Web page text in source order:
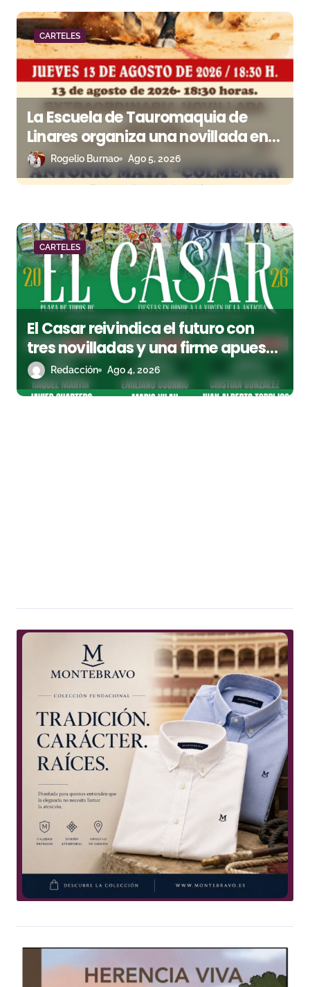
d
a
s
CARTELES
La Escuela de Tauromaquia de
Linares organiza una novillada en
la plaza de toros de Cambil
Rogelio Burnao Ago 5, 2026
CARTELES
El Casar reivindica el futuro con
tres novilladas y una firme apuesta
por la cantera
Redacción Ago 4, 2026